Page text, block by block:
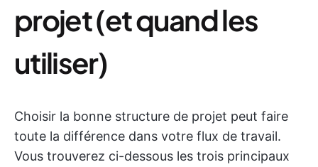
projet (et quand les
utiliser)
Choisir la bonne structure de projet peut faire
toute la différence dans votre flux de travail.
Vous trouverez ci-dessous les trois principaux